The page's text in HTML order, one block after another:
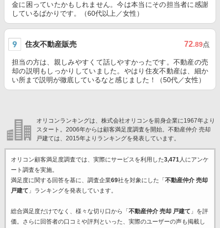
金に困っていたかもしれません。今は本当にその担当者に感謝
しているばかりです。（60代以上／女性）
住友不動産販売 72.89点
担当の方は、親しみやすくて話しやすかったです。不動産の売
却の説明もしっかりしていました。やはり住友不動産は、細か
い所まで説明が徹底しているなと感じました！（50代／女性）
オリコンランキングは、株式会社オリコンを前身企業に1967年より
スタート。2006年からは顧客満足度調査を開始。不動産仲介 売却
戸建ては、2015年よりランキングを発表しています。
オリコン顧客満足度調査では、実際にサービスを利用した3,471人にアンケ
ート調査を実施。
満足度に関する回答を基に、調査企業69社を対象にした「 不動産仲介 売却
戸建て 」ランキングを発表しています。
総合満足度だけでなく、様々な切り口から「 不動産仲介 売却 戸建て 」を評
価。さらに回答者の口コミや評判といった、実際のユーザーの声も掲載し